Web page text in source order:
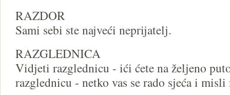
RAZDOR
Sami sebi ste najveći neprijatelj.
RAZGLEDNICA
Vidjeti razglednicu - ići ćete na željeno
razglednicu - netko vas se rado sjeća i misli